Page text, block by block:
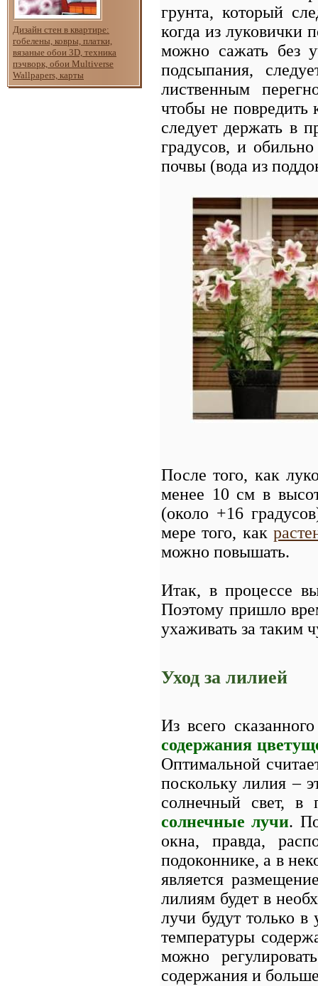
Дизайн стен в квартире:
гобелены, ковры, платки,
вязаные обои 3D, техника
пэчворк, обои Multiverse
Wallpapers, карты
грунта, который
когда из луковички
можно сажать без
подсыпания,
лиственным
чтобы не
следует держать в
градусов, и
почвы (вода из
После того, как
менее 10 см в
(около +16
мере того, как
можно повышать.
Итак, в процессе
Поэтому пришло
ухаживать за таким
Уход за лилией
Из всего
содержания
Оптимальной
поскольку лилия –
солнечный свет,
солнечные лучи.
окна, правда,
подоконнике, а в
является
лилиям будет в
лучи будут только
температуры
можно
содержания и